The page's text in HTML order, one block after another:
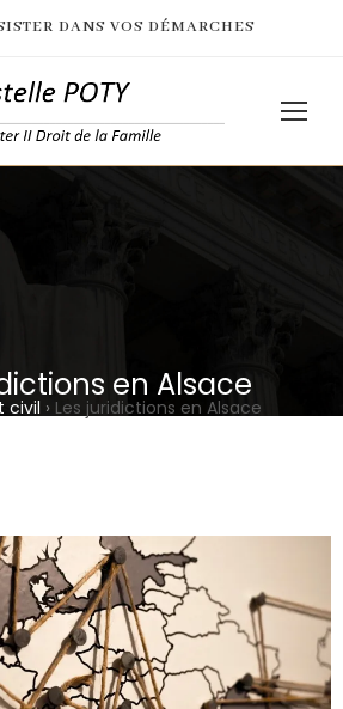
DANS VOS DÉMARCHES
en Alsace
civil › Les juridictions en Alsace